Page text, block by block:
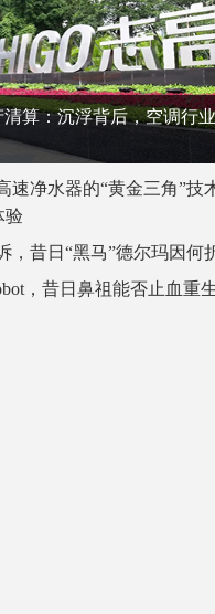
算：沉浮背后，空调行
速净水器的“黄金三角”技
验
，昔日“黑马”德尔玛因何
，昔日鼻祖能否止血重